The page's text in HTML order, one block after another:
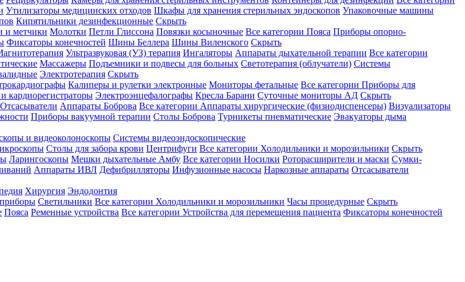
Утилизаторы медицинских отходов Шкафы для хранения стерильных эндоскопов Упаковочные машины
Кипятильники дезинфекционные Скрыть
и метчики Молотки Петли Глиссона Повязки косыночные Все категории Пояса Приборы опорно-
Фиксаторы конечностей Шины Беллера Шины Виленского Скрыть
Ультразвуковая (УЗ) терапия Ингаляторы Аппараты дыхательной терапии Все категории
Массажеры Подъемники и подвесы для больных Светотерапия (облучатели) Системы
Электротерапия Скрыть
Калиперы и рулетки электронные Мониторы фетальные Все категории Приборы для
кардиорегистраторы Электроэнцефалографы Кресла Барани Суточные мониторы АД Скрыть
Отсасыватели Аппараты Боброва Все категории Аппараты хирургические (физиодиспенсеры) Визуализаторы
Приборы вакуумной терапии Столы Боброва Турникеты пневматические Эвакуаторы дыма
и видеоколоноскопы Системы видеоэндоскопические
Столы для забора крови Центрифуги Все категории Холодильники и морозильники Скрыть
Ларингоскопы Мешки дыхательные Амбу Все категории Носилки Роторасширители и маски Сумки-
Аппараты ИВЛ Дефибрилляторы Инфузионные насосы Наркозные аппараты Отсасыватели
Хирургия Эндодонтия
Светильники Все категории Холодильники и морозильники Часы процедурные Скрыть
Пояса Ременные устройства Все категории Устройства для перемещения пациента Фиксаторы конечностей